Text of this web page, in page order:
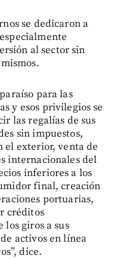
se dedicaron a
al sector sin
para las
y esos privilegios se
las regalías de sus
sin impuestos,
el exterior, venta de
internacionales del
inferiores a los
final, creación
portuarias,
créditos
giros a sus
activos en línea
dice.